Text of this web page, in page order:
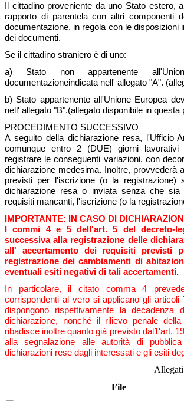
Il cittadino proveniente da uno Stato estero,
rapporto di parentela con altri componenti
documentazione, in regola con le disposizioni
dei documenti.
Se il cittadino straniero è di uno:
a) Stato non appartenente
documentazioneindicata nell' allegato "A".
b) Stato appartenente all'Unione Europea
nell' allegato "B".(allegato disponibile in questa
PROCEDIMENTO SUCCESSIVO
A seguito della dichiarazione resa, l'Ufficio
comunque entro 2 (DUE) giorni
registrare le conseguenti variazioni, con
dichiarazione medesima. Inoltre, provvederà
previsti per l'iscrizione (o la
dichiarazione resa o inviata senza che
requisiti mancanti, l'iscrizione (o la
IMPORTANTE: IN CASO DI
I commi 4 e 5 dell'art. 5 del decreto-
successiva alla registrazione delle
all' accertamento dei requisiti previsti
registrazione dei cambiamenti di
eventuali esiti negativi di tali accertamenti.
In particolare, il citato comma 4
corrispondenti al vero si applicano gli
dispongono rispettivamente la
dichiarazione, nonché il rilievo penale
ribadisce inoltre quanto già previsto dal1'art.
alla segnalazione alle autorità di
dichiarazioni rese dagli interessati e gli esiti
File